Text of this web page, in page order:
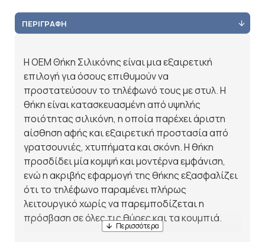
ΠΕΡΙΓΡΑΦΉ
Η OEM Θήκη Σιλικόνης είναι μια εξαιρετική
επιλογή για όσους επιθυμούν να
προστατεύσουν το τηλέφωνό τους με στυλ. Η
θήκη είναι κατασκευασμένη από υψηλής
ποιότητας σιλικόνη, η οποία παρέχει άριστη
αίσθηση αφής και εξαιρετική προστασία από
γρατσουνιές, χτυπήματα και σκόνη. Η θήκη
προσδίδει μία κομψή και μοντέρνα εμφάνιση,
ενώ η ακριβής εφαρμογή της θήκης εξασφαλίζει
ότι το τηλέφωνο παραμένει πλήρως
λειτουργικό χωρίς να παρεμποδίζεται η
πρόσβαση σε όλες τις θύρες και τα κουμπιά.